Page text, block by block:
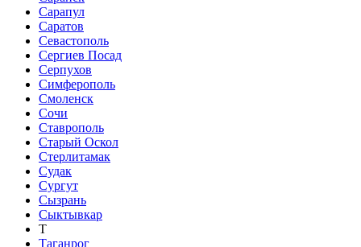
Сарапул
Саратов
Севастополь
Сергиев Посад
Серпухов
Симферополь
Смоленск
Сочи
Ставрополь
Старый Оскол
Стерлитамак
Судак
Сургут
Сызрань
Сыктывкар
Т
Таганрог